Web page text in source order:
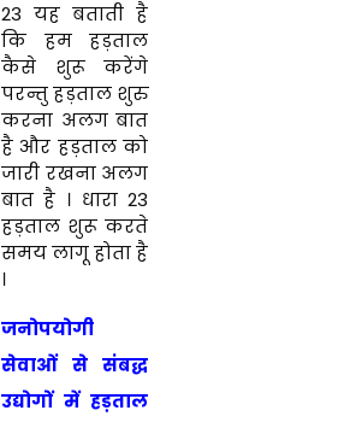
23 यह बताती है
कि हम हड़ताल
कैसे शुरू करेंगे
परन्तु हड़ताल शुरु
करना अलग बात
है और हड़ताल को
जारी रखना अलग
बात है । धारा 23
हड़ताल शुरू करते
समय लागू होता है
।
जनोपयोगी
सेवाओं से संबद्ध
उद्योगों में हड़ताल